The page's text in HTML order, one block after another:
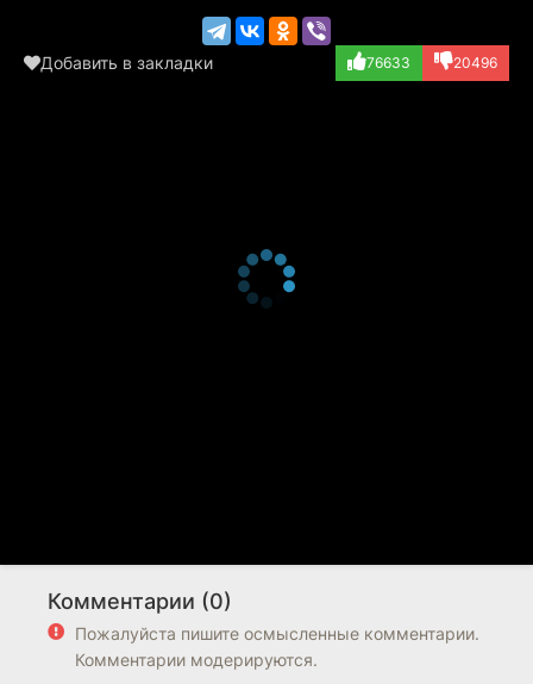
Добавить в закладки 76633 20496
Комментарии (0)
Пожалуйста пишите осмысленные комментарии.
Комментарии модерируются.